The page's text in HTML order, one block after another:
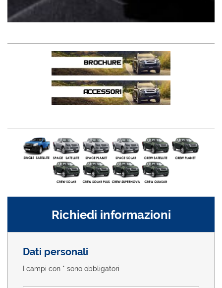
Richiedi informazioni
Dati personali
I campi con * sono obbligatori